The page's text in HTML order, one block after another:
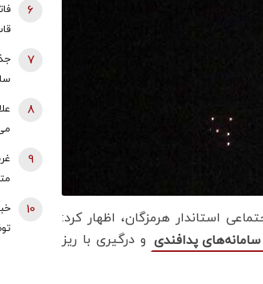
استاندار هرمزگان، اظهار کرد:
پدافندی و درگیری با ریز
6
7
8
9
10